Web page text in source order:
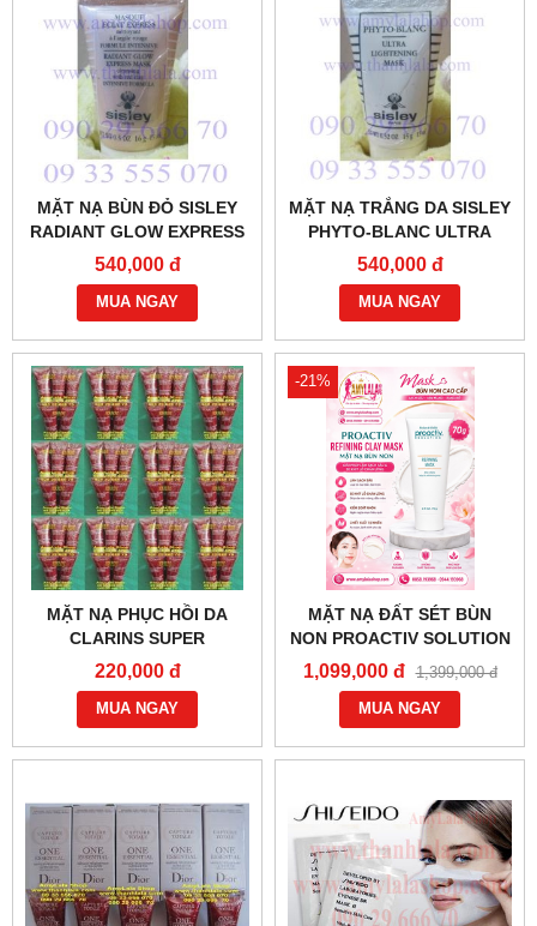
MẶT NẠ BÙN ĐỎ SISLEY
RADIANT GLOW EXPRESS
MASK 15ML - 0902966670 -
0933555070 -
WWW.THANHLALA.COM :
540,000 đ
MUA NGAY
MẶT NẠ TRẮNG DA SISLEY
PHYTO-BLANC ULTRA
LIGHTENING MASK 15ML -
0902966670 - 0933555070 :
540,000 đ
MUA NGAY
MẶT NẠ PHỤC HỒI DA
CLARINS SUPER
RESTORATIVE
REPLENISHING 5ML -
0902966670 - 0933555070
220,000 đ
MUA NGAY
-21%
MẶT NẠ ĐẤT SÉT BÙN
NON PROACTIV SOLUTION
REFINING CLAY MASK 70G
- 0858193968 - 0944193968
- AMYLALASHOP.COM -
1,099,000 đ 1,399,000 đ
MUA NGAY